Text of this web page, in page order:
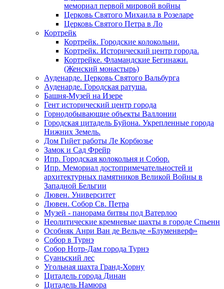
мемориал первой мировой войны
Церковь Святого Михаила в Розеларе
Церковь Святого Петра в Ло
Кортрейк
Кортрейк. Городские колокольни.
Кортрейк. Исторический центр города.
Кортрейке. Фламандские Бегинажи.
(Женский монастырь)
Ауденарде. Церковь Святого Вальбурга
Ауденарде. Городская ратуша.
Башня-Музей на Изере
Гент исторический центр города
Горнодобывающие объекты Валлонии
Городская цитадель Буйона. Укрепленные города
Нижних Земель.
Дом Гийет работы Ле Корбюзье
Замок и Сад Фрейр
Ипр. Городская колокольня и Собор.
Ипр. Мемориал достопримечательностей и
архитектурных памятников Великой Войны в
Западной Бельгии
Лювен. Университет
Лювен. Собор Св. Петра
Музей - панорама битвы под Ватерлоо
Неолитические кремневые шахты в городе Спьенн
Особняк Анри Ван де Вельде «Блуменверф»
Собор в Турнэ
Собор Нотр-Дам города Турнэ
Суаньский лес
Угольная шахта Гранд-Хорну
Цитадель города Динан
Цитадель Намюра